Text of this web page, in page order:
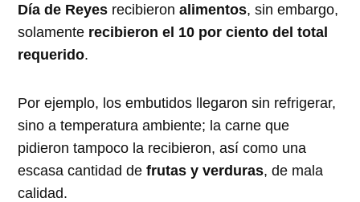
Día de Reyes recibieronalimentos, sin embargo,
solamente recibieron el 10 por ciento del total
requerido.
Por ejemplo, los embutidos llegaron sin refrigerar,
sino a temperatura ambiente; la carne que
pidieron tampoco la recibieron, así como una
escasa cantidad defrutas y verduras, de mala
calidad.